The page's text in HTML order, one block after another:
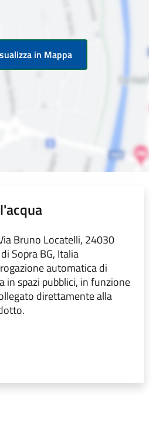
in Mappa
Bruno Locatelli, 24030
Sopra BG, Italia
automatica di
in spazi pubblici, in funzione
direttamente alla